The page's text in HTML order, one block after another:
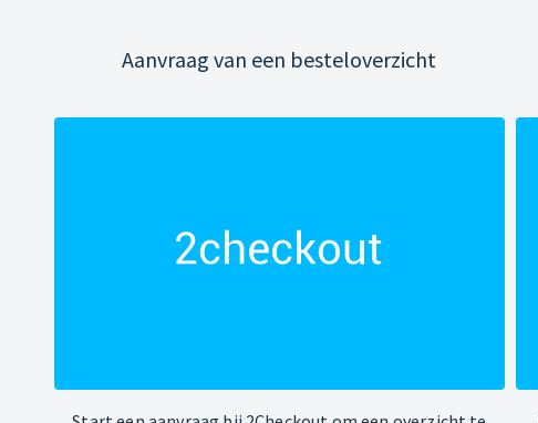
Aanvraag van een besteloverzicht